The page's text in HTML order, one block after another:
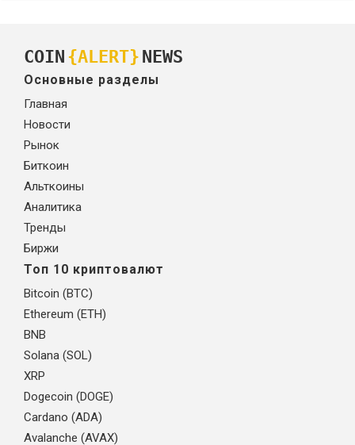
COIN {ALERT} NEWS
Основные разделы
Главная
Новости
Рынок
Биткоин
Альткоины
Аналитика
Тренды
Биржи
Топ 10 криптовалют
Bitcoin (BTC)
Ethereum (ETH)
BNB
Solana (SOL)
XRP
Dogecoin (DOGE)
Cardano (ADA)
Avalanche (AVAX)